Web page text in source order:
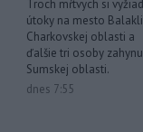
Troch mŕtvych si
útoky na mesto
Charkovskej oblasti a
ďalšie tri osoby
Sumskej oblasti.
dnes 7:55